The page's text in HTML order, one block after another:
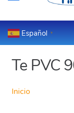
Español ▼
Te PVC
Inicio